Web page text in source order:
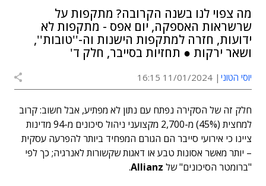
מה צפוי לנו בשנה הקרובה? מתקפות על
שרשראות האספקה, יום אפס - מתקפות לא
ידועות, חזרה למתקפות הישנות וה-''טובות'',
ושאר ירקות ● תחזיות בסייבר, חלק ד'
יוסי הטוני 11/01/2024 16:15
חלק זה של הסקירה נפתח עם נתון לא מפתיע, אבל חשוב: קרוב
למחצית (45%) מ-2,700 מקצועני ניהול סיכונים מ-94 מדינות
ציינו כי אירועי סייבר הם הגורם המפחיד ביותר להפרעה עסקית
– יותר מאשר אסונות טבע או דאגות שקשורות לאנרגיה; כך לפי
"ברומטר הסיכונים" של Allianz
.